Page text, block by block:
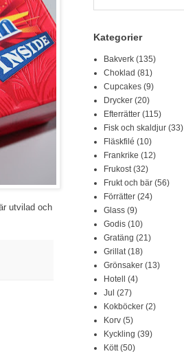
utvilad och
Kategorier
Bakverk (135)
Choklad (81)
Cupcakes (9)
Drycker (20)
Efterrätter (115)
Fisk och skaldjur (33)
Fläskfilé (10)
Frankrike (12)
Frukost (32)
Frukt och bär (56)
Förrätter (24)
Glass (9)
Godis (10)
Gratäng (21)
Grillat (18)
Grönsaker (13)
Hotell
(4)
Jul (27)
Kokböcker (2)
Korv (5)
Kyckling (39)
Kött (50)